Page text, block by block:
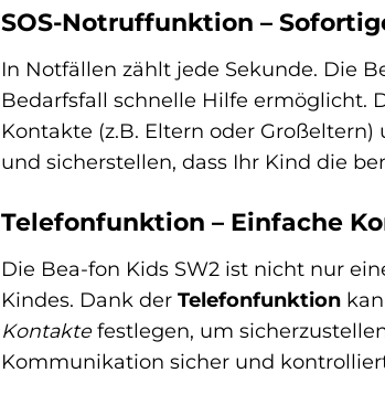
SOS-Notruffunktion –
In Notfällen zählt jede Sekunde. Die
Bedarfsfall schnelle Hilfe ermöglicht.
Kontakte (z.B. Eltern oder
und sicherstellen, dass Ihr Kind die
Telefonfunktion – Einfache
Die Bea-fon Kids SW2 ist nicht nur
Kindes. Dank der Telefonfunktion
Kontakte festlegen, um
Kommunikation sicher und